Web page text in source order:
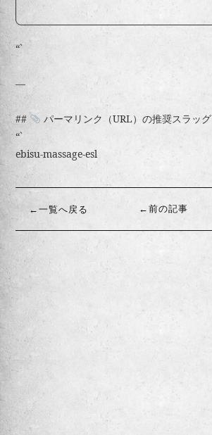
“`
—
##
パーマリンク（URL）の推奨スラッグ
“`
ebisu-massage-esl
←一覧へ戻る ←前の記事